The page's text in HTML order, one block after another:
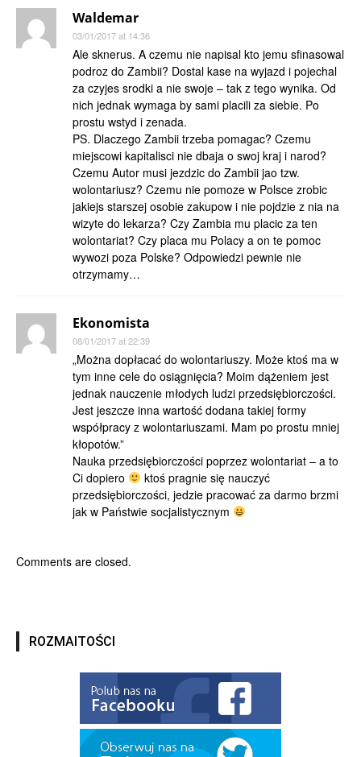
Waldemar
03/01/2017 at 14:36
Ale sknerus. A czemu nie napisal kto jemu sfinasowal
podroz do Zambii? Dostal kase na wyjazd i pojechal
za czyjes srodki a nie swoje – tak z tego wynika. Od
nich jednak wymaga by sami placili za siebie. Po
prostu wstyd i zenada.
PS. Dlaczego Zambii trzeba pomagac? Czemu
miejscowi kapitalisci nie dbaja o swoj kraj i narod?
Czemu Autor musi jezdzic do Zambii jao tzw.
wolontariusz? Czemu nie pomoze w Polsce zrobic
jakiejs starszej osobie zakupow i nie pojdzie z nia na
wizyte do lekarza? Czy Zambia mu placic za ten
wolontariat? Czy placa mu Polacy a on te pomoc
wywozi poza Polske? Odpowiedzi pewnie nie
otrzymamy…
Ekonomista
08/01/2017 at 22:39
„Można dopłacać do wo­lontariuszy. Może ktoś ma w
tym inne cele do osiągnię­cia? Moim dążeniem jest
jed­nak nauczenie młodych ludzi przedsiębiorczości.
Jest jesz­cze inna wartość dodana takiej formy
współpracy z wolonta­riuszami. Mam po prostu mniej
kłopotów.”
Nauka przedsiębiorczości poprzez wolontariat – a to
Ci dopiero
ktoś pragnie się nauczyć
przedsiębiorczości, jedzie pracować za darmo brzmi
jak w Państwie socjalistycznym
Comments are closed.
ROZMAITOŚCI